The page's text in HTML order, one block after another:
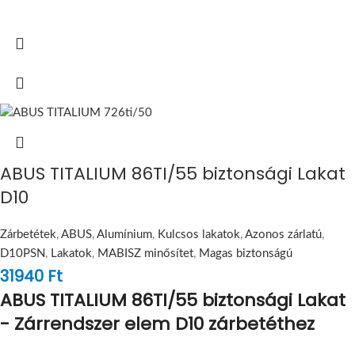
ABUS TITALIUM 86TI/55 biztonsági Lakat
D10
Zárbetétek, ABUS, Alumínium, Kulcsos lakatok, Azonos zárlatú,
D10PSN , Lakatok, MABISZ minősítet, Magas biztonságú
31940 Ft
ABUS TITALIUM 86TI/55 biztonsági Lakat
- Zárrendszer elem D10 zárbetéthez